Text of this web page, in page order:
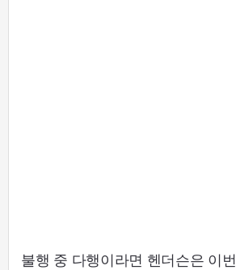
불행 중 다행이라면 헨더슨은 이